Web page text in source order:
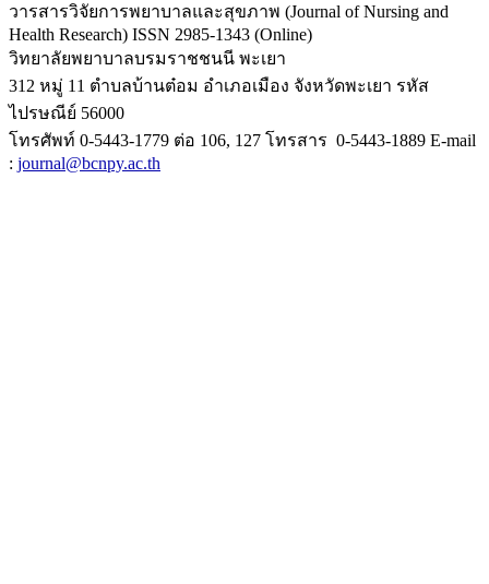
วารสารวิจัยการพยาบาลและสุขภาพ (Journal of Nursing and
Health Research) ISSN 2985-1343 (Online)
วิทยาลัยพยาบาลบรมราชชนนี พะเยา
312 หมู่ 11 ตำบลบ้านต๋อม อำเภอเมือง จังหวัดพะเยา รหัส
ไปรษณีย์ 56000
โทรศัพท์ 0-5443-1779 ต่อ 106, 127 โทรสาร 0-5443-1889 E-mail
: journal@bcnpy.ac.th